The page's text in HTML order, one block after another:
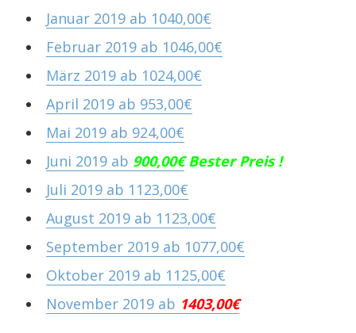
Januar 2019 ab 1040,00€
Februar 2019 ab 1046,00€
März 2019 ab 1024,00€
April 2019 ab 953,00€
Mai 2019 ab 924,00€
Juni 2019 ab 900,00€Bester Preis !
Juli 2019 ab 1123,00€
August 2019 ab 1123,00€
September 2019 ab 1077,00€
Oktober 2019 ab 1125,00€
November 2019 ab 1403,00€